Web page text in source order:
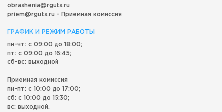
obrashenia@rguts.ru
priem@rguts.ru - Приемная комиссия
ГРАФИК И РЕЖИМ РАБОТЫ
пн-чт: с 09:00 до 18:00;
пт: с 09:00 до 16:45;
сб-вс: выходной
Приемная комиссия
пн-пт: с 10:00 до 17:00;
сб: с 10:00 до 15:30;
вс: выходной.